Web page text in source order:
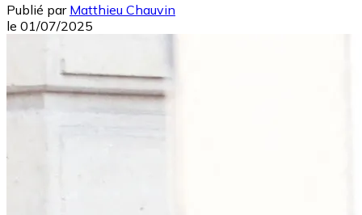
Publié par Matthieu Chauvin
le 01/07/2025